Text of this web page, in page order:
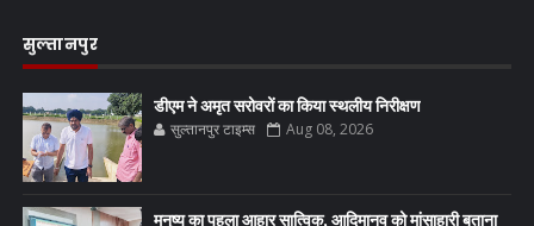
सुल्तानपुर
डीएम ने अमृत सरोवरों का किया स्थलीय निरीक्षण
सुल्तानपुर टाइम्स Aug 08, 2026
मनुष्य का पहला आहार सात्विक, आदिमानव को मांसाहारी बताना